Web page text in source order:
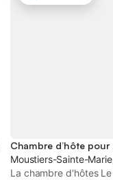
Moustiers-Sainte-
La chambre d'hôtes